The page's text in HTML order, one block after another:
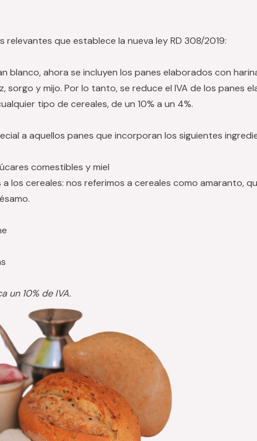
relevantes que establece la nueva ley RD 308/2019:
blanco, ahora se incluyen los panes elaborados con
sorgo y mijo. Por lo tanto, se reduce el IVA de los panes
tipo de cereales, de un 10% a un 4%.
a aquellos panes que incorporan los siguientes
comestibles y miel
los cereales: nos referimos a cereales como amaranto,
un 10% de IVA.